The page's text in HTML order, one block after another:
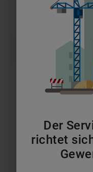
IN
Der
richtet